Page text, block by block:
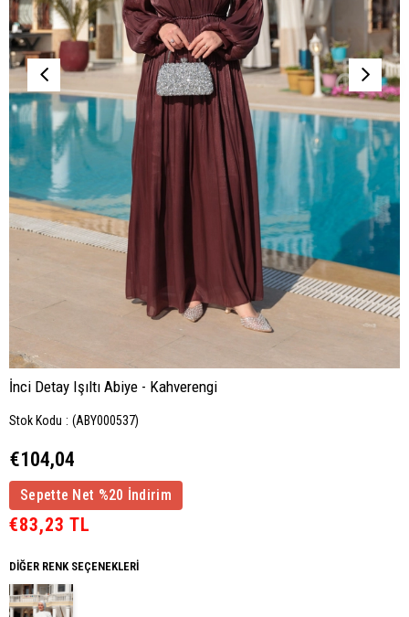
İnci Detay Işıltı Abiye - Kahverengi
Stok Kodu (ABY000537)
€104,04
Sepette Net %20 İndirim
€83,23 TL
DIĞER RENK SEÇENEKLERI